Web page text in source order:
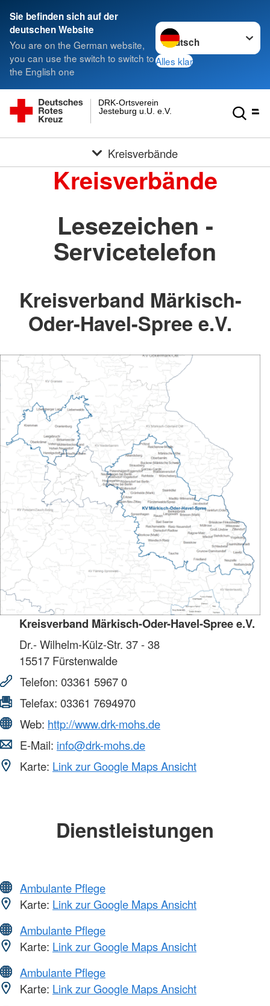
Sie befinden sich auf der
deutschen Website
You are on the German website,
you can use the switch to switch to
the English one
Sprache wechseln zu
Alles klar
Jesteburg u.U. e.V.
DRK-Ortsverein
Kreisverbände
Kreisverbände
Lesezeichen -
Servicetelefon
Kreisverband Märkisch-
Oder-Havel-Spree e.V.
Kreisverband Märkisch-Oder-Havel-Spree e.V.
Dr.- Wilhelm-Külz-Str. 37 - 38
15517 Fürstenwalde
Telefon: 03361 5967 0
Telefax: 03361 7694970
Web: http://www.drk-mohs.de
E-Mail: info@drk-mohs.de
Karte: Link zur Google Maps Ansicht
Dienstleistungen
Ambulante Pflege
Karte: Link zur Google Maps Ansicht
Ambulante Pflege
Karte: Link zur Google Maps Ansicht
Ambulante Pflege
Karte: Link zur Google Maps Ansicht